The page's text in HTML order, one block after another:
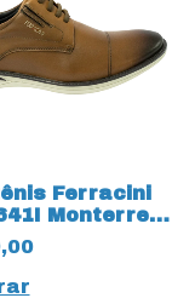
Ferracini
Monterrey
Natural
Fake